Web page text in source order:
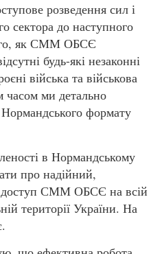
розведення сил і
сектора до наступного
як СММ ОБСЄ
будь-які незаконні
війська та військова
ми детально
формату
в Нормандському
про надійний,
доступ СММ ОБСЄ на всій
території України. На